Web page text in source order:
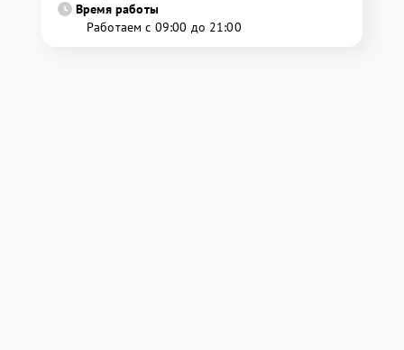
Время работы
Работаем с 09:00 до 21:00